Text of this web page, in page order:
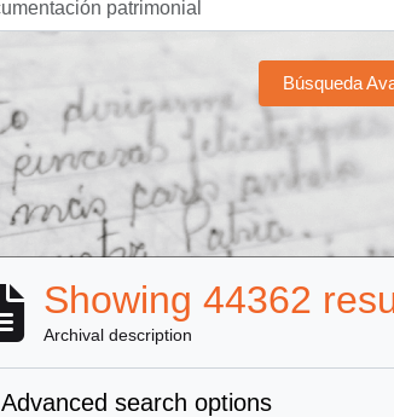
Búsqueda
Showing 44362
Archival description
Advanced search options